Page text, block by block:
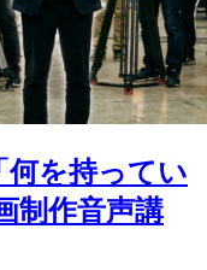
何を持ってい
制作音声講